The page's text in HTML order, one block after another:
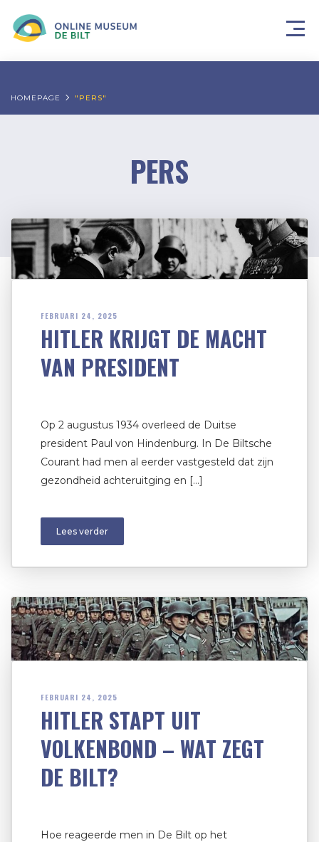
HOMEPAGE "PERS"
PERS
FEBRUARI 24, 2025
HITLER KRIJGT DE MACHT
VAN PRESIDENT
Op 2 augustus 1934 overleed de Duitse
president Paul von Hindenburg. In De Biltsche
Courant had men al eerder vastgesteld dat zijn
gezondheid achteruitging en […]
Lees verder
FEBRUARI 24, 2025
HITLER STAPT UIT
VOLKENBOND – WAT ZEGT
DE BILT?
Hoe reageerde men in De Bilt op het